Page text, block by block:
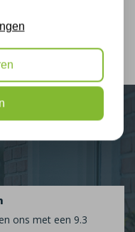
ons met een 9.3